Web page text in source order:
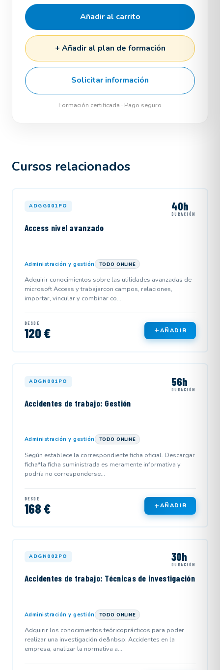
Añadir al carrito
+ Añadir al plan de formación
Solicitar información
Formación certificada · Pago seguro
Cursos relacionados
ADGG001PO 40h
DURACIÓN
Access nivel avanzado
Administración y gestión TODO ONLINE
Adquirir conocimientos sobre las utilidades avanzadas de
microsoft Access y trabajarcon campos, relaciones,
importar, vincular y combinar co...
DESDE
120 € AÑADIR
ADGN001PO 56h
DURACIÓN
Accidentes de trabajo: Gestión
Administración y gestión TODO ONLINE
Según establece la correspondiente ficha oficial. Descargar
ficha*la ficha suministrada es meramente informativa y
podría no corresponderse...
DESDE
168 € AÑADIR
ADGN002PO 30h
DURACIÓN
Accidentes de trabajo: Técnicas de investigación
Administración y gestión TODO ONLINE
Adquirir los conocimientos teóricoprácticos para poder
realizar una investigación de&nbsp: Accidentes en la
empresa, analizar la normativa a...